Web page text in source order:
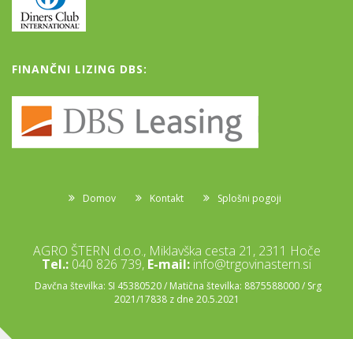
FINANČNI LIZING DBS:
Domov Kontakt Splošni pogoji
AGRO ŠTERN d.o.o., Miklavška cesta 21, 2311 Hoče
Tel.: 040 826 739, E-mail: info@trgovinastern.si
Davčna številka: SI 45380520 / Matična številka: 8875588000 / Srg
2021/17838 z dne 20.5.2021